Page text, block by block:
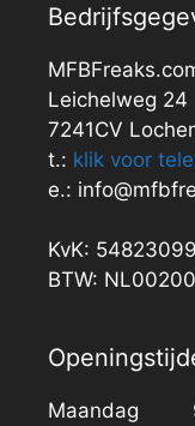
Leichelweg 24
7241CV
t.: klik voor
e.:
KvK: 54823099
BTW:
Maandag